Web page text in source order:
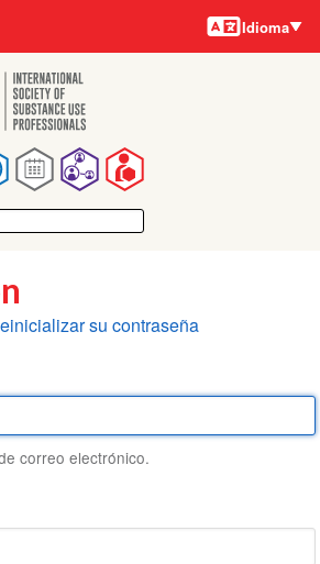
Idiomas
Idioma
su contraseña
correo electrónico.